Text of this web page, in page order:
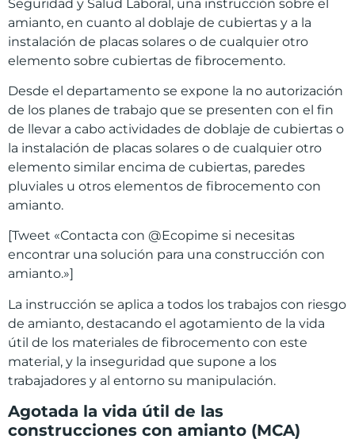
Seguridad y Salud Laboral, una instrucción sobre el
amianto, en cuanto al doblaje de cubiertas y a la
instalación de placas solares o de cualquier otro
elemento sobre cubiertas de fibrocemento.
Desde el departamento se expone la no autorización
de los planes de trabajo que se presenten con el fin
de llevar a cabo actividades de doblaje de cubiertas o
la instalación de placas solares o de cualquier otro
elemento similar encima de cubiertas, paredes
pluviales u otros elementos de fibrocemento con
amianto.
[Tweet «Contacta con @Ecopime si necesitas
encontrar una solución para una construcción con
amianto.»]
La instrucción se aplica a todos los trabajos con riesgo
de amianto, destacando el agotamiento de la vida
útil de los materiales de fibrocemento con este
material, y la inseguridad que supone a los
trabajadores y al entorno su manipulación.
Agotada la vida útil de las
construcciones con amianto (MCA)